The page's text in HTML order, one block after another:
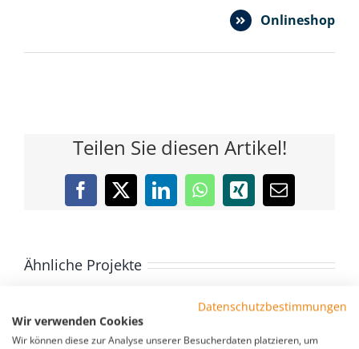
Onlineshop
Teilen Sie diesen Artikel!
Facebook
X LinkedInWhatsApp
Xing E-
Ähnliche Projekte
Datenschutzbestimmungen
Wir verwenden Cookies
Wir können diese zur Analyse unserer Besucherdaten platzieren, um